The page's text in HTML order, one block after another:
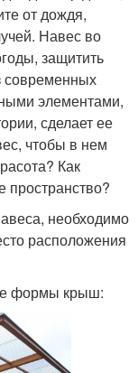
от дождя,
Навес во
защитить
современных
элементами,
сделает ее
чтобы в нем
Как
пространство?
необходимо
расположения
формы крыш: